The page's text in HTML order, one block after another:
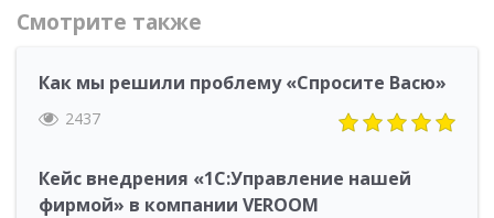
Смотрите также
Как мы решили проблему «Спросите Васю»
2437
Кейс внедрения «1С:Управление нашей
фирмой» в компании VEROOM